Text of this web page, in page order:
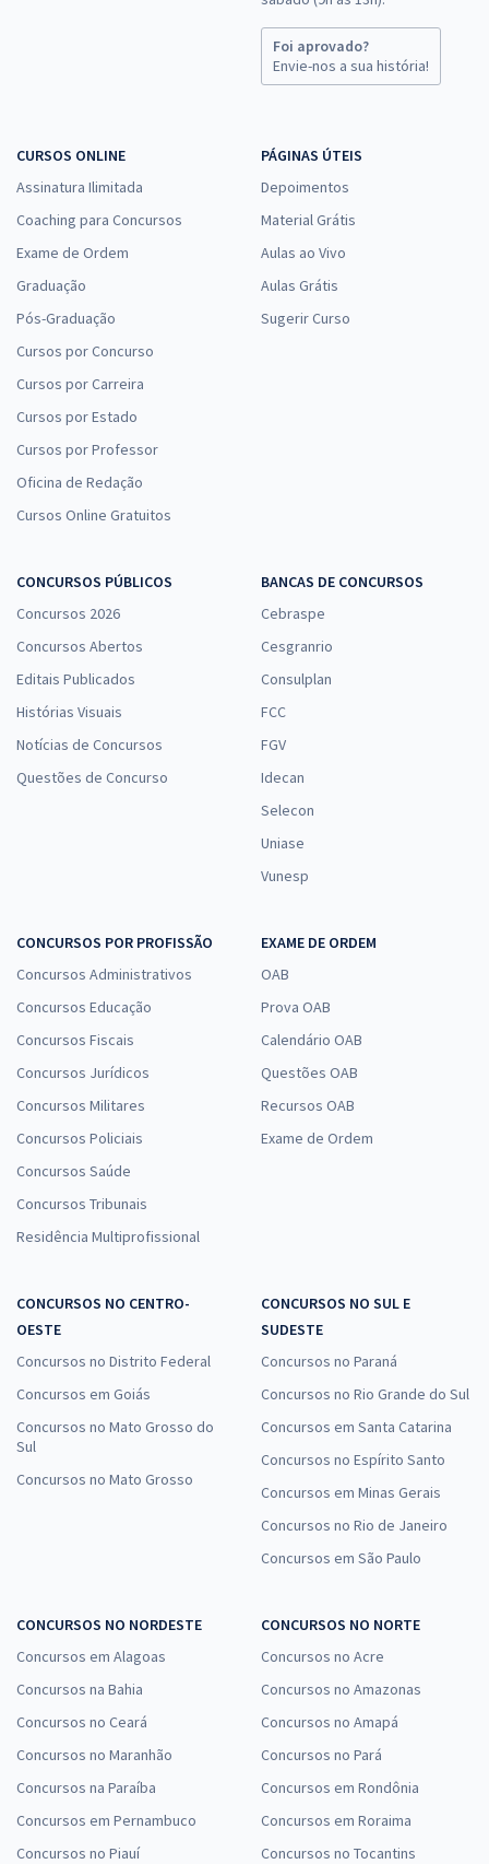
Foi aprovado?
Envie-nos a sua história!
CURSOS ONLINE
Assinatura Ilimitada
Coaching para Concursos
Exame de Ordem
Graduação
Pós-Graduação
Cursos por Concurso
Cursos por Carreira
Cursos por Estado
Cursos por Professor
Oficina de Redação
Cursos Online Gratuitos
PÁGINAS ÚTEIS
Depoimentos
Material Grátis
Aulas ao Vivo
Aulas Grátis
Sugerir Curso
CONCURSOS PÚBLICOS
Concursos 2026
Concursos Abertos
Editais Publicados
Histórias Visuais
Notícias de Concursos
Questões de Concurso
BANCAS DE CONCURSOS
Cebraspe
Cesgranrio
Consulplan
FCC
FGV
Idecan
Selecon
Uniase
Vunesp
CONCURSOS POR PROFISSÃO
Concursos Administrativos
Concursos Educação
Concursos Fiscais
Concursos Jurídicos
Concursos Militares
Concursos Policiais
Concursos Saúde
Concursos Tribunais
Residência Multiprofissional
EXAME DE ORDEM
OAB
Prova OAB
Calendário OAB
Questões OAB
Recursos OAB
Exame de Ordem
CONCURSOS NO CENTRO-
OESTE
Concursos no Distrito Federal
Concursos em Goiás
Concursos no Mato Grosso do
Sul
Concursos no Mato Grosso
CONCURSOS NO SUL E
SUDESTE
Concursos no Paraná
Concursos no Rio Grande do Sul
Concursos em Santa Catarina
Concursos no Espírito Santo
Concursos em Minas Gerais
Concursos no Rio de Janeiro
Concursos em São Paulo
CONCURSOS NO NORDESTE
Concursos em Alagoas
Concursos na Bahia
Concursos no Ceará
Concursos no Maranhão
Concursos na Paraíba
Concursos em Pernambuco
Concursos no Piauí
CONCURSOS NO NORTE
Concursos no Acre
Concursos no Amazonas
Concursos no Amapá
Concursos no Pará
Concursos em Rondônia
Concursos em Roraima
Concursos no Tocantins